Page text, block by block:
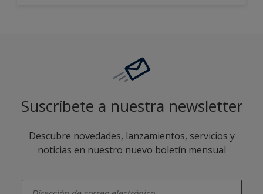
Suscríbete a nuestra newsletter
Descubre novedades, lanzamientos, servicios y
noticias en nuestro nuevo boletín mensual